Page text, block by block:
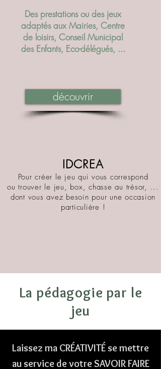
Des prestations ou des jeux
adaptés aux Mairies, Centre
de loisirs, Conseil Municipal
des Enfants, Eco-délégués, ...
découvrir
IDCREA
Pour créer le jeu qui vous correspond
ou trouver le jeu, box, chasse au trésor, ...
dont vous avez besoin pour une occasion
particulière !
La pédagogie par le
jeu
Laissez ma CRÉATIVITÉ se mettre
au service de votre SAVOIR FAIRE